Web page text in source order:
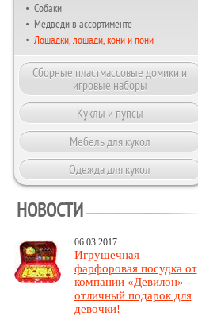
Собаки
Медведи в ассортименте
Лошадки, лошади, кони и пони
Сборные пластмассовые домики и
игровые наборы
Куклы и пупсы
Мебель для кукол
Одежда для кукол
НОВОСТИ
06.03.2017
Игрушечная
фарфоровая посудка от
компании «Девилон» -
отличный подарок для
девочки!